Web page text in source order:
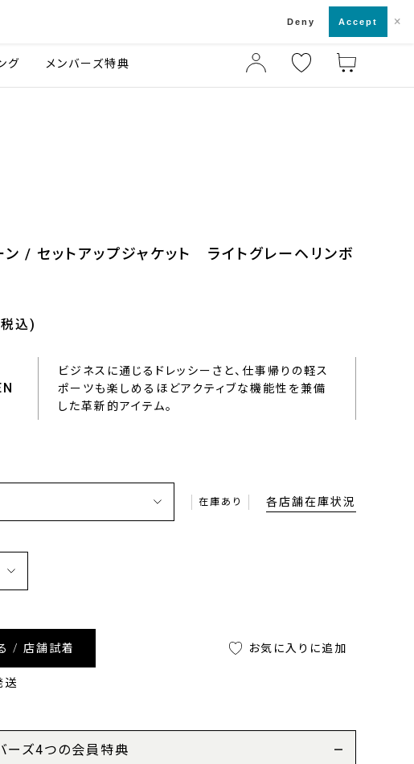
グ メンバーズ特典
ン / セットアップジャケット ライトグレーヘリンボ
込)
ビジネスに通じるドレッシーさと、仕事帰りの軽ス
ポーツも楽しめるほどアクティブな機能性を兼備
した革新的アイテム。
在庫あり 各店舗在庫状況
/ 店舗試着
送
お気に入りに追加
ーズ4つの会員特典
Deny Accept ×